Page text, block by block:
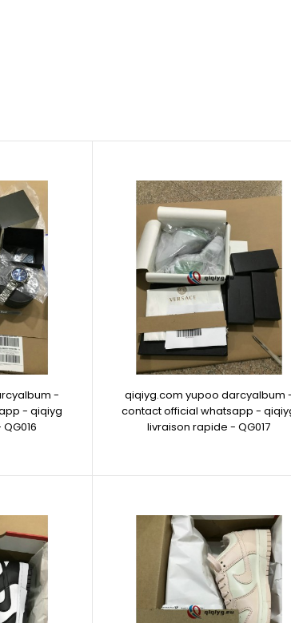
-
- qiqiyg
qiqiyg.com yupoo darcyalbum
contact official whatsapp -
livraison rapide - QG017